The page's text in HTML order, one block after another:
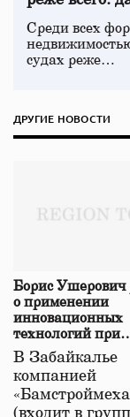
Среди всех
судах реже…
ДРУГИЕ НОВОСТИ
Борис Ушерович
о применении
инновационных
технологий при
строительстве
в Забайкалье
В Забайкалье
компанией
(входит в